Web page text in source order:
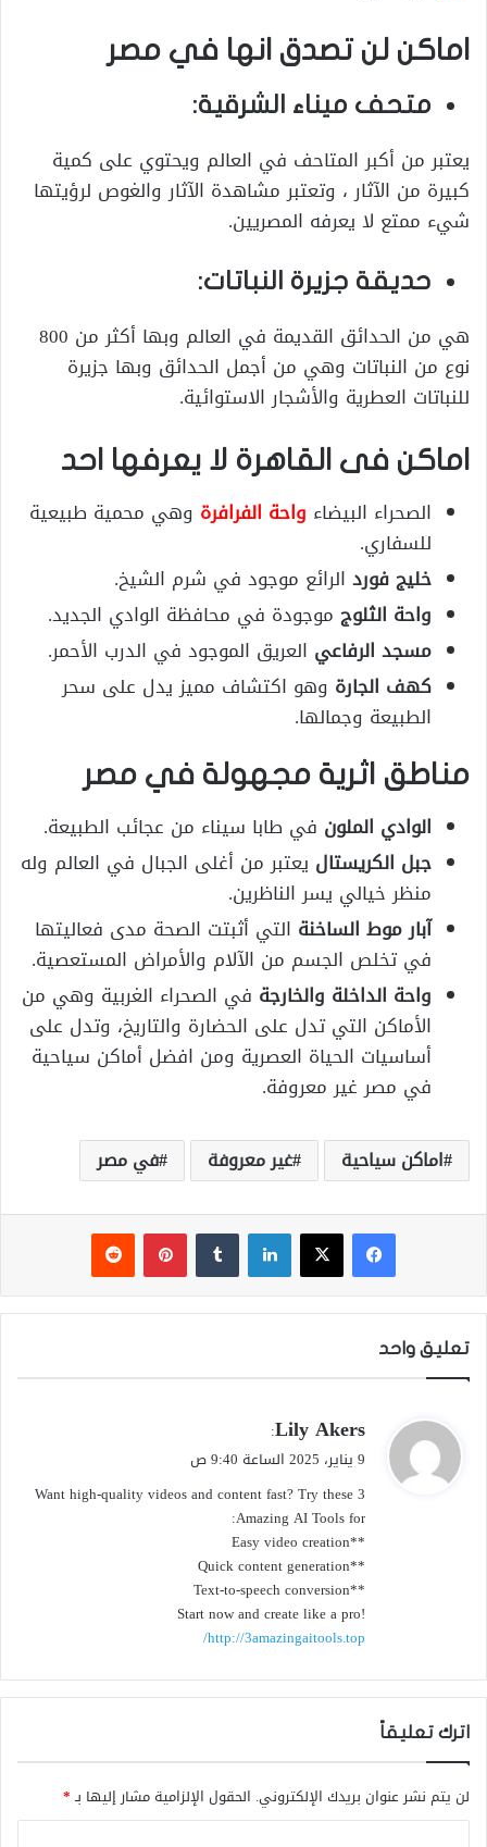
اماكن لن تصدق انها في مصر
متحف ميناء الشرقية:
يعتبر من أكبر المتاحف في العالم ويحتوي على كمية
كبيرة من الآثار ، وتعتبر مشاهدة الآثار والغوص لرؤيتها
شيء ممتع لا يعرفه المصريين.
حديقة جزيرة النباتات:
هي من الحدائق القديمة في العالم وبها أكثر من 800
نوع من النباتات وهي من أجمل الحدائق وبها جزيرة
للنباتات العطرية والأشجار الاستوائية.
اماكن فى القاهرة لا يعرفها احد
الصحراء البيضاء واحة الفرافرة وهي محمية طبيعية
للسفاري.
خليج فورد الرائع موجود في شرم الشيخ.
واحة الثلوج موجودة في محافظة الوادي الجديد.
مسجد الرفاعي العريق الموجود في الدرب الأحمر.
كهف الجارة وهو اكتشاف مميز يدل على سحر
الطبيعة وجمالها.
مناطق اثرية مجهولة في مصر
الوادي الملون في طابا سيناء من عجائب الطبيعة.
جبل الكريستال يعتبر من أغلى الجبال في العالم وله
منظر خيالي يسر الناظرين.
آبار موط الساخنة التي أثبتت الصحة مدى فعاليتها
في تخلص الجسم من الآلام والأمراض المستعصية.
واحة الداخلة والخارجة في الصحراء الغربية وهي من
الأماكن التي تدل على الحضارة والتاريخ، وتدل على
أساسيات الحياة العصرية ومن افضل أماكن سياحية
في مصر غير معروفة.
اماكن سياحية غير معروفة في مصر
فيسبوك ‫X لينكدإن بينتيريست
تعليق واحد
ي
ق
ل
Lily Akers
:
9 يناير، 2025 الساعة 9:40 ص
Want high-quality videos and content fast? Try these 3
Amazing AI Tools for:
**Easy video creation
**Quick content generation
**Text-to-speech conversion
Start now and create like a pro!
http://3amazingaitools.top/
اترك تعليقاً
لن يتم نشر عنوان بريدك الإلكتروني. الحقول الإلزامية مشار إليها بـ*